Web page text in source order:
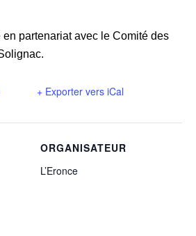
partenariat avec le Comité des
+ Exporter vers iCal
ORGANISATEUR
L’Eronce